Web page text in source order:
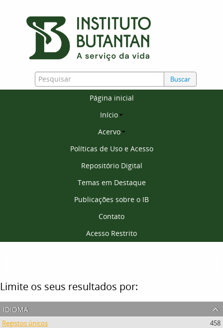
Buscar
Página inicial
Início
Acervo
Políticas de Uso e Acesso
Repositório Digital
Temas em Destaque
Publicações sobre o IB
Contato
Acesso Restrito
Limite os seus resultados por:
idioma
Registos únicos
458